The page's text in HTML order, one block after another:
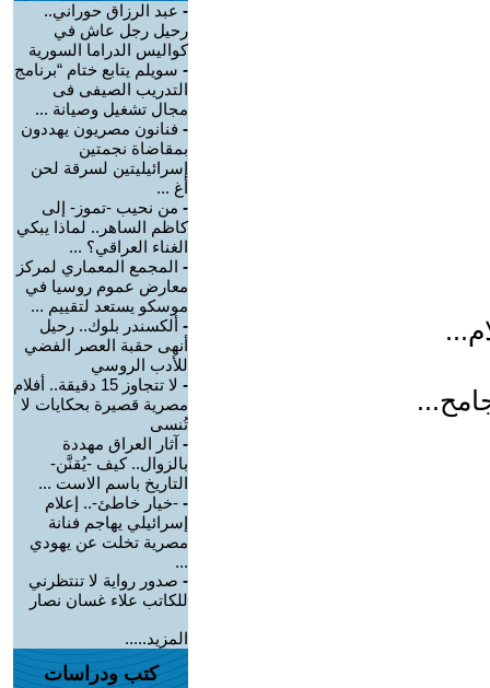
- عبد الرزاق حوراني..
رحيل رجل عاش في
كواليس الدراما السورية
- سويلم يتابع ختام “برنامج
التدريب الصيفى فى
مجال تشغيل وصيانة ...
- فنانون مصريون يهددون
بمقاضاة نجمتين
إسرائيليتين لسرقة لحن
أغ ...
- من نحيب -تموز- إلى
كاظم الساهر.. لماذا يبكي
الغناء العراقي؟ ...
- المجمع المعماري لمركز
معارض عموم روسيا في
موسكو يستعد لتقييم ...
- ألكسندر بلوك.. رحيل
أنهى حقبة العصر الفضي
للأدب الروسي
-
لا تتجاوز 15 دقيقة.. أفلام
مصرية قصيرة بحكايات لا
تُنسى
- آثار العراق مهددة
بالزوال.. كيف -يُقنَّن-
التاريخ باسم الاست ...
- -خيار خاطئ-.. إعلام
إسرائيلي يهاجم فنانة
مصرية تخلت عن يهودي
...
- صدور رواية لا تنتظرني
للكاتب علاء غسان نصار
المزيد.....
كتب ودراسات